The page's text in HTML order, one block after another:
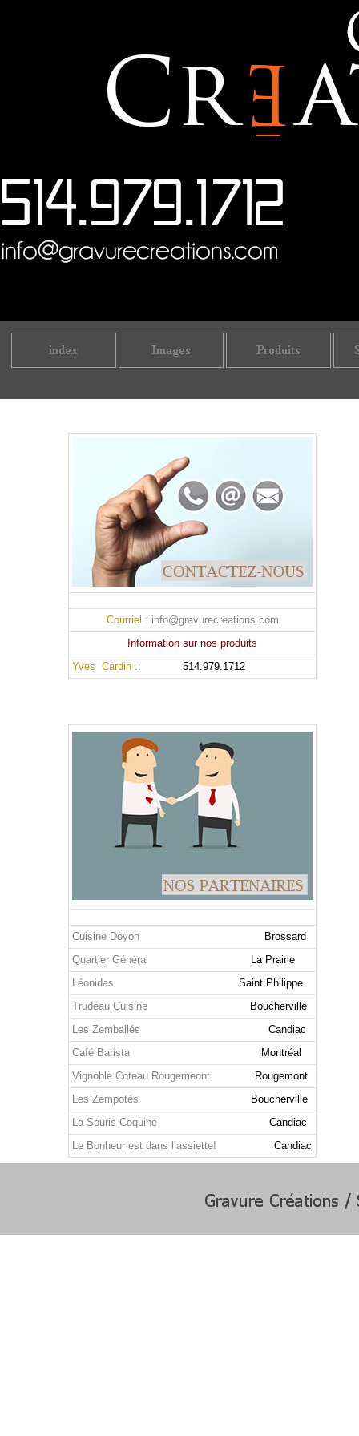
Courriel : info@gravurecreations.com
Information sur nos produits
Yves Cardin .:
514.979.1712
Cuisine Doyon Brossard
Quartier Général
La Prairie
Léonidas
Saint Philippe
Trudeau Cuisine Boucherville
Les Zemballés Candiac
Café Barista
Montréal
Vignoble Coteau Rougemeont Rougemont
Les Zempotés Boucherville
La Souris Coquine Candiac
Le Bonheur est dans l’assiette! Candiac